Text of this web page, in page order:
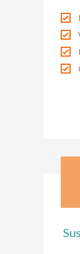
----
----
--
----
--
--